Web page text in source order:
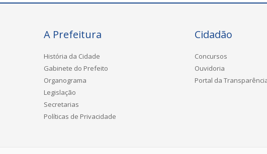
A Prefeitura
História da Cidade
Gabinete do Prefeito
Organograma
Legislação
Secretarias
Políticas de Privacidade
Cidadão
Concursos
Ouvidoria
Portal da